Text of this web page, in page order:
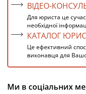
ВІДЕО-
Для юриста це
необхідної
КАТАЛОГ
Це ефективний
виконавця для
Ми в соціальних